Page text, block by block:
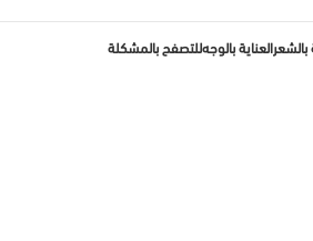
بالشعر العناية بالوجهللتصفح بالمشكلة